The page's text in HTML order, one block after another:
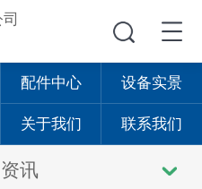
配件中心 设备实景
关于我们 联系我们
讯